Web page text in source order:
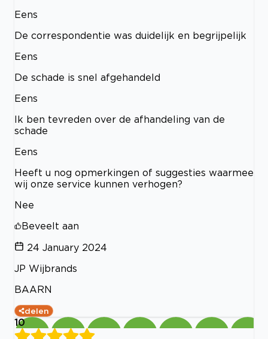
Eens
De correspondentie was duidelijk en begrijpelijk
Eens
De schade is snel afgehandeld
Eens
Ik ben tevreden over de afhandeling van de
schade
Eens
Heeft u nog opmerkingen of suggesties waarmee
wij onze service kunnen verhogen?
Nee
Beveelt aan
24 January 2024
JP Wijbrands
BAARN
delen
10